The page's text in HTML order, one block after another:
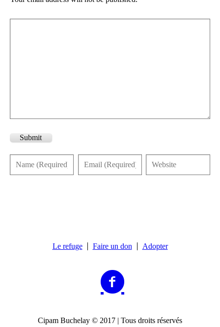
Submit
Le refuge Faire un don Adopter
Cipam Buchelay © 2017 | Tous droits réservés